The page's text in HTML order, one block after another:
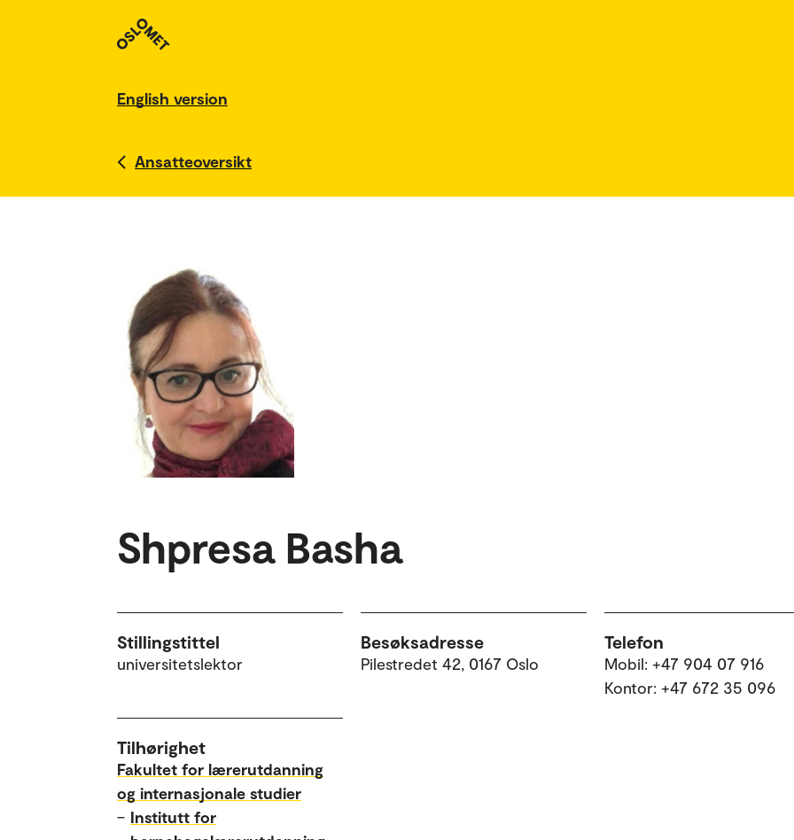
English version
Ansatteoversikt
Shpresa Basha
Stillingstittel
universitetslektor
Besøksadresse
Pilestredet 42, 0167 Oslo
Telefon
Mobil: +47 904 07 916
Kontor: +47 672 35 096
Tilhørighet
Fakultet for lærerutdanning
og internasjonale studier
– Institutt for